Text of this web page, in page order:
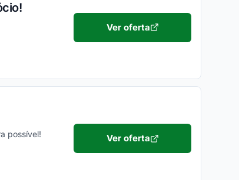
Ver oferta
possível! Ver oferta